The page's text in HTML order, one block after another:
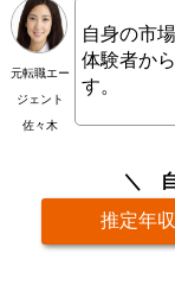
元転職エー
ジェント
佐々木
自身の市
体験者か
す。
推定年